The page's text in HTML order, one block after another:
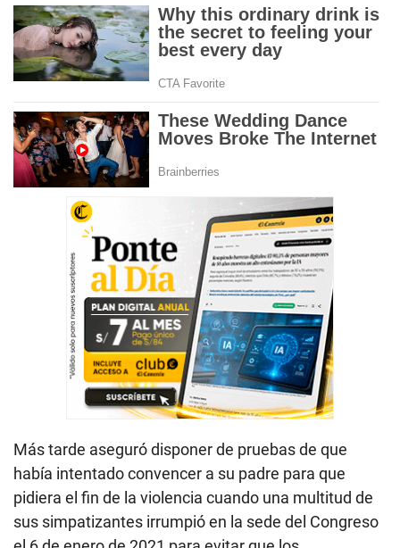
Más tarde aseguró disponer de pruebas de que
había intentado convencer a su padre para que
pidiera el fin de la violencia cuando una multitud de
sus simpatizantes irrumpió en la sede del Congreso